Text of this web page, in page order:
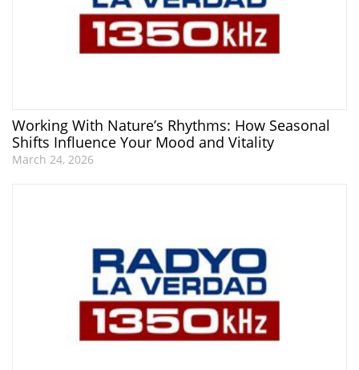
Working With Nature’s Rhythms: How Seasonal
Shifts Influence Your Mood and Vitality
March 24, 2026